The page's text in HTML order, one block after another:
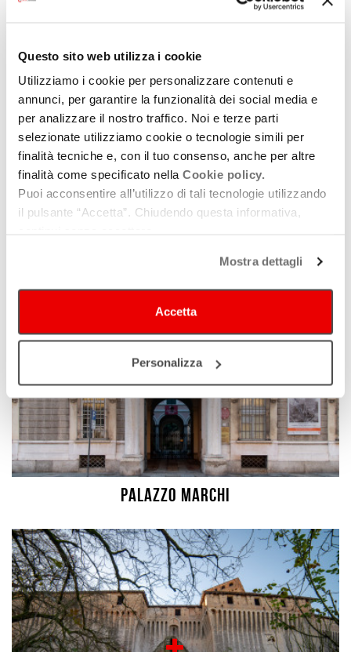
Questo sito web utilizza i cookie
Utilizziamo i cookie per personalizzare contenuti e
annunci, per garantire la funzionalità dei social media e
per analizzare il nostro traffico. Noi e terze parti
selezionate utilizziamo cookie o tecnologie simili per
finalità tecniche e, con il tuo consenso, anche per altre
finalità come specificato nella Cookie policy.
Puoi acconsentire all’utilizzo di tali tecnologie utilizzando
il pulsante “Accetta”. Chiudendo questa informativa,
Mostra dettagli
Accetta
Personalizza
Basilica sconsacrata di Sant'Agostino
Palazzo Marchi